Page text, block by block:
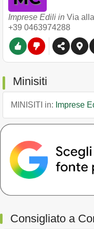
Imprese Edili in Via
+39 0463974288
Minisiti
MINISITI in: Imprese
Consigliato a